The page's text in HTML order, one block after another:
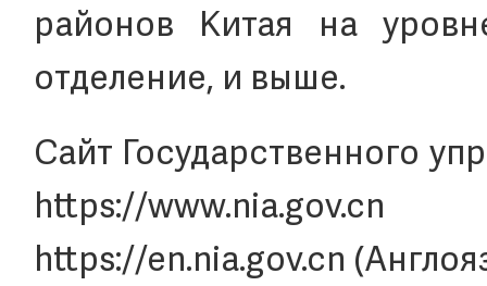
районов Китая на
отделение, и выше.
Сайт Государственного
https://
https://en.nia.gov.cn